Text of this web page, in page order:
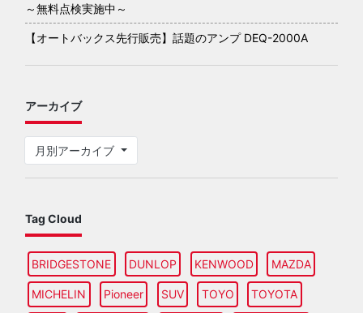
～無料点検実施中～
【オートバックス先行販売】話題のアンプ DEQ-2000A
アーカイブ
月別アーカイブ
Tag Cloud
BRIDGESTONE DUNLOP KENWOOD MAZDA
MICHELIN Pioneer SUV TOYO TOYOTA